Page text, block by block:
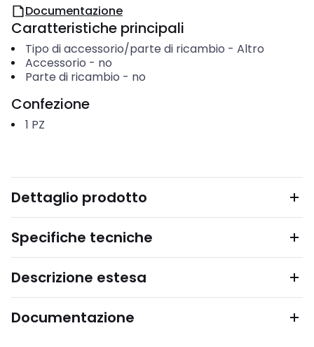
Documentazione
Caratteristiche principali
Tipo di accessorio/parte di ricambio - Altro
Accessorio - no
Parte di ricambio - no
Confezione
1 PZ
Dettaglio prodotto
Specifiche tecniche
Descrizione estesa
Documentazione